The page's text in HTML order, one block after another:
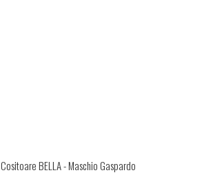
Cositoare BELLA - Maschio Gaspardo